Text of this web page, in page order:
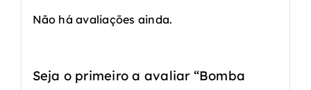
Não há avaliações ainda.
Seja o primeiro a avaliar “Bomba